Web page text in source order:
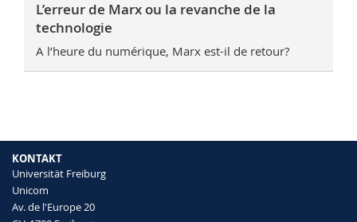
L’erreur de Marx ou la revanche de la
technologie
A l’heure du numérique, Marx est-il de retour?
KONTAKT
Universität Freiburg
Unicom
Av. de l'Europe 20